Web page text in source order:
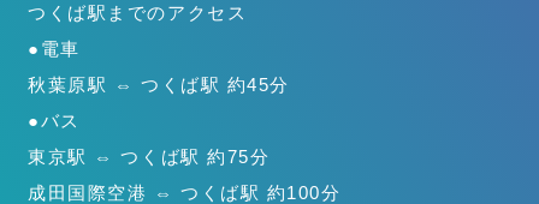
つくば駅までのアクセス
●電車
秋葉原駅 ⇔ つくば駅 約45分
●バス
東京駅 ⇔ つくば駅 約75分
成田国際空港 ⇔ つくば駅 約100分